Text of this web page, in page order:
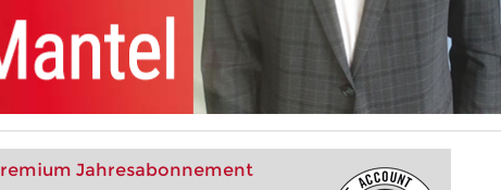
Jahresabonnement